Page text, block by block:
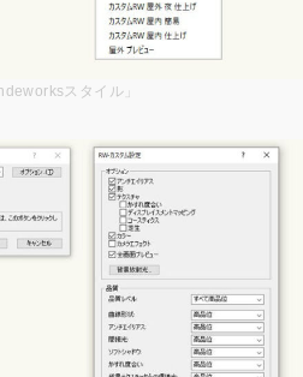
スタイル」